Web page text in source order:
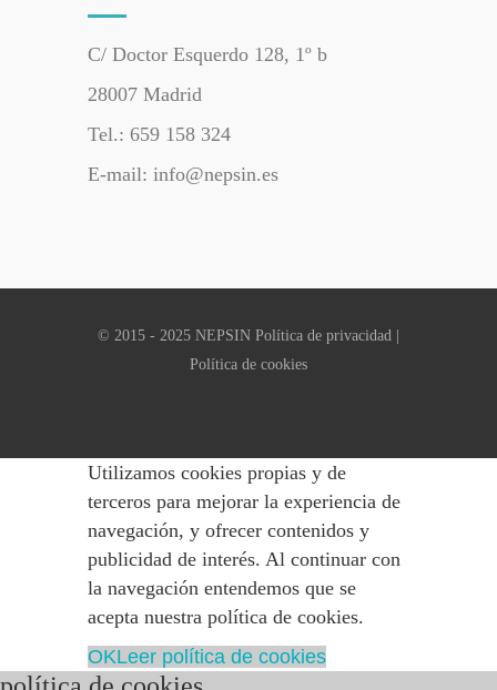
C/ Doctor Esquerdo 128, 1º b
28007 Madrid
Tel.: 659 158 324
E-mail: info@nepsin.es
© 2015 - 2025 NEPSIN Política de privacidad
Política de cookies
Utilizamos cookies propias y de
terceros para mejorar la experiencia de
navegación, y ofrecer contenidos y
publicidad de interés. Al continuar con
la navegación entendemos que se
acepta nuestra política de cookies.
OKLeer política de cookies